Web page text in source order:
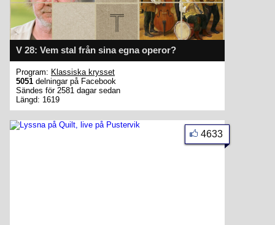
V 28: Vem stal från sina egna operor?
Program: Klassiska krysset
5051 delningar på Facebook
Sändes för 2581 dagar sedan
Längd: 1619
4633